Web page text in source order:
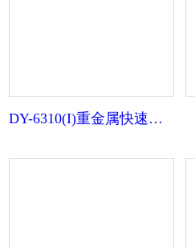
DY-6310(I)重金属快速检测仪